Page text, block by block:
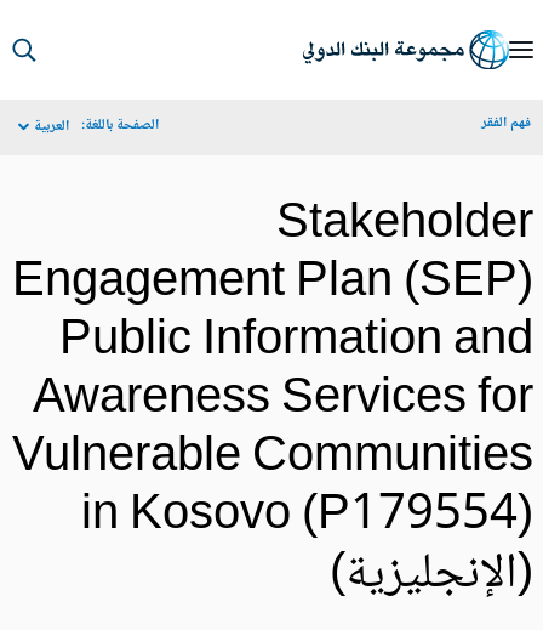
الفقر الصفحة باللغة: العربية
Engagement Plan
Public Information
Awareness Services
Vulnerable
in Kosovo